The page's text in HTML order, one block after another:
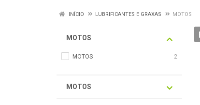
INÍCIO LUBRIFICANTES E GRAXAS MOTOS
MOTOS
MOTOS 2
MOTOS